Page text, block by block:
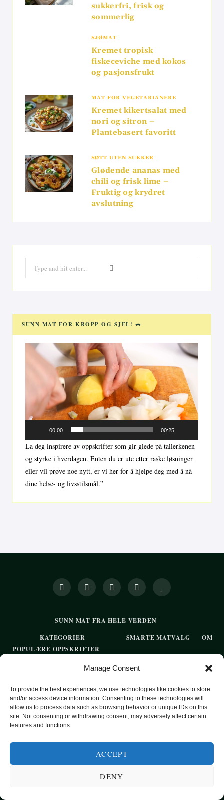
Manage Consent
To provide the best experiences, we use technologies like cookies to store
and/or access device information. Consenting to these technologies will
allow us to process data such as browsing behavior or unique IDs on this
site. Not consenting or withdrawing consent, may adversely affect certain
features and functions.
ACCEPT
DENY
sukkerfri, frisk og
sommerlig
SJØMAT
Kremet tropisk
fiskeceviche med kokos
og pasjonsfrukt
MAT FOR VEGETARIANERE
Kremet kikertsalat med
nori og sitron –
Plantebasert favoritt
SØTT UTEN SUKKER
Glødende ananas med
chili og frisk lime –
Fruktig og krydret
avslutning
for:
SUNN MAT FOR KROPP OG SJEL! 🥗
Videoavspiller
00:00 00:25
La deg inspirere av oppskrifter som gir glede på tallerkenen
og styrke i hverdagen. Enten du er ute etter raske løsninger
eller vil prøve noe nytt, er vi her for å hjelpe deg med å nå
dine helse- og livsstilsmål.”
SUNN MAT FRA HELE VERDEN
KATEGORIER
POPULÆRE OPPSKRIFTER
PASTA
SUPPER
MAT FOR VEGETARIANERE
SMARTE MATVALG OM